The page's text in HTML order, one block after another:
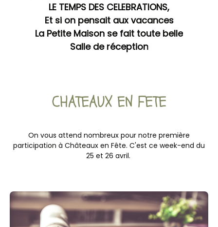
LE TEMPS DES CELEBRATIONS,
Et si on pensait aux vacances
La Petite Maison se fait toute belle
Salle de réception
CHATEAUX EN FETE
On vous attend nombreux pour notre première
participation à Châteaux en Fête. C'est ce week-end du
25 et 26 avril.